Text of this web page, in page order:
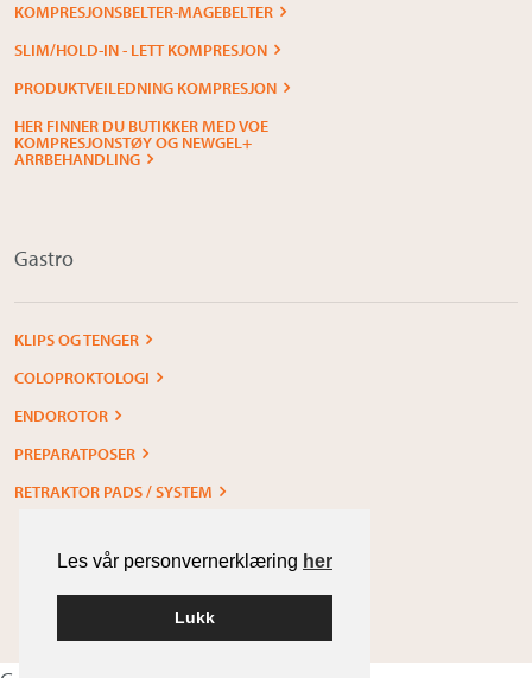
Les vår personvernerklæring her
Lukk
KOMPRESJONSBELTER-MAGEBELTER
SLIM/HOLD-IN - LETT KOMPRESJON
PRODUKTVEILEDNING KOMPRESJON
HER FINNER DU BUTIKKER MED VOE
KOMPRESJONSTØY OG NEWGEL+
ARRBEHANDLING
Gastro
KLIPS OG TENGER
COLOPROKTOLOGI
ENDOROTOR
PREPARATPOSER
RETRAKTOR PADS / SYSTEM